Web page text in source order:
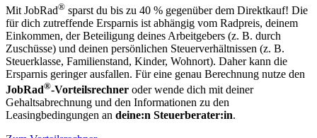
Mit JobRad® sparst du bis zu 40 % gegenüber dem Direktkauf! Die
für dich zutreffende Ersparnis ist abhängig vom Radpreis, deinem
Einkommen, der Beteiligung deines Arbeitgebers (z. B. durch
Zuschüsse) und deinen persönlichen Steuerverhältnissen (z. B.
Steuerklasse, Familienstand, Kinder, Wohnort). Daher kann die
Ersparnis geringer ausfallen. Für eine genau Berechnung nutze den
JobRad®-Vorteilsrechner oder wende dich mit deiner
Gehaltsabrechnung und den Informationen zu den
Leasingbedingungen an deine:n Steuerberater:in.